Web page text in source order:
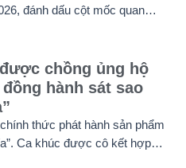
đánh dấu cột mốc quan
chồng ủng hộ
hành sát sao
thức phát hành sản phẩm
Ca khúc được cô kết hợp